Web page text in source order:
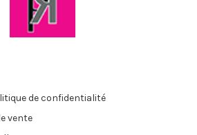
de confidentialité
vente